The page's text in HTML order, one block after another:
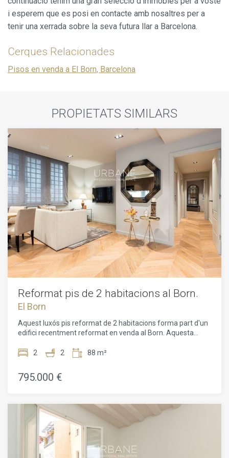
i esperem que es posi en contacte amb nosaltres per a
tenir una xerrada sobre la seva futura llar a Barcelona.
Cerques Relacionades
Pisos en venda a El Born, Barcelona
PROPIETATS SIMILARS
Reformat pis de 2 habitacions al Born.
El Born
Aquest luxós pis reformat de 2 habitacions forma part d'un
edifici recentment reformat en venda al Born. Aquesta
l'Avinguda del Mar, que separa el Barri Gòtic i el Born i
l'apartament. També és a prop de la Catedral de Santa
Maria del Mar i del Parc de la Ciutadella. Aquesta àrea
de la sala d'estar i el menjador. Compta amb una cuina
oberta equipada amb electrodomèstics d'alta gamma. Si
continuem pel passadís principal, trobem un petit espai per
a la bugaderia que condueix al primer bany. El bany té
acabats bonics i una platja de dutxa. Després, tenim
2 2 88 m²
795.000 €